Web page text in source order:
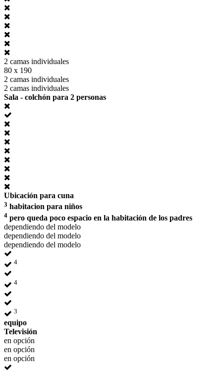
2 camas individuales
80 x 190
2 camas individuales
2 camas individuales
Sala - colchón para 2 personas
Ubicación para cuna
3 habitacion para niños
4 pero queda poco espacio en la habitación de los padres
dependiendo del modelo
dependiendo del modelo
dependiendo del modelo
4
4
3
equipo
Televisión
en opción
en opción
en opción